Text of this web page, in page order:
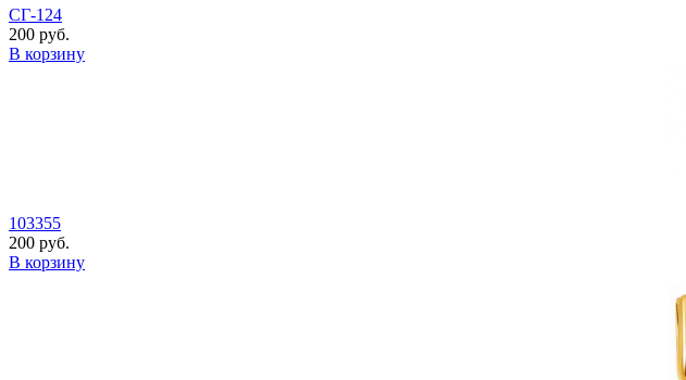
СГ-124
200 руб.
В корзину
103355
200 руб.
В корзину